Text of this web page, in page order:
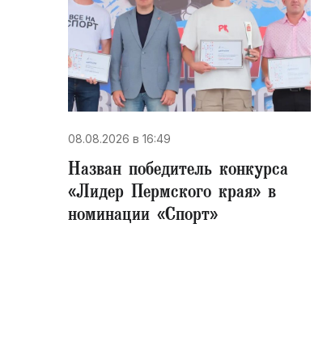
08.08.2026 в 16:49
Назван победитель конкурса
«Лидер Пермского края» в
номинации «Спорт»